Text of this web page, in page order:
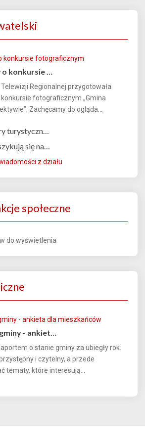
konkursie …
Telewizji Regionalnej przygotowała
fotograficznym „Gmina
Zachęcamy do ogląda...
turystyczn…
się na…
z działu
społeczne
do wyświetlenia
- ankiet…
o stanie gminy za ubiegły rok.
i czytelny, a przede
tematy, które interesują...